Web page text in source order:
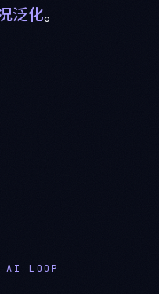
泛化。
AI LOOP